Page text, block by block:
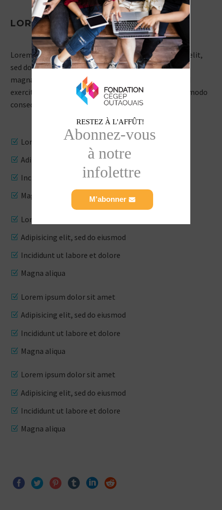
LOREM IPSUM DOLOR SIT AMET
Lorem ipsum dolor sit amet, consectetur adipisicing elit,
sed do eiusmod tempor incididunt ut labore et dolore
magna aliqua. Ut enim ad minim veniam, quis nostrud
exercitation ullamco laboris nisi ut aliquip ex ea commodo
consequat:
Lorem ipsum dolor sit amet
Adipisicing elit, sed do eiusmod
Incididunt ut labore et dolore
Magna aliqua
Lorem ipsum dolor sit amet
Adipisicing elit, sed do eiusmod
Incididunt ut labore et dolore
Magna aliqua
Lorem ipsum dolor sit amet
Adipisicing elit, sed do eiusmod
Incididunt ut labore et dolore
Magna aliqua
Lorem ipsum dolor sit amet
Adipisicing elit, sed do eiusmod
Incididunt ut labore et dolore
Magna aliqua
RESTEZ À L'AFFÛT!
Abonnez-vous
à notre
infolettre
M'abonner